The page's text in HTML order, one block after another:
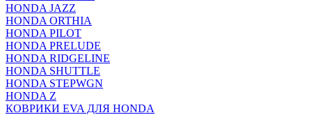
HONDA JAZZ
HONDA ORTHIA
HONDA PILOT
HONDA PRELUDE
HONDA RIDGELINE
HONDA SHUTTLE
HONDA STEPWGN
HONDA Z
КОВРИКИ EVA ДЛЯ HONDA